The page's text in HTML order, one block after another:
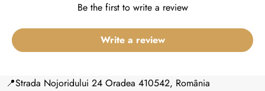
Be the first to write a review
Write a review
📍Strada Nojoridului 24 Oradea 410542, România